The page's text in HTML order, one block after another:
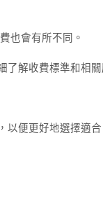
也會有所不同。
解收費標準和相關
以便更好地選擇適